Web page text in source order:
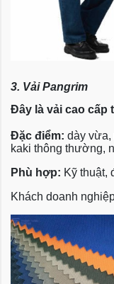
3. Vải Pangrim
Đây là vải cao cấp
Đặc điểm: dày vừa,
kaki thông thường,
Phù hợp: Kỹ thuật,
Khách doanh